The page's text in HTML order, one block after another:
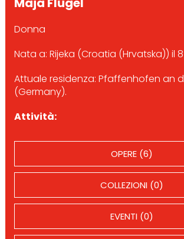
Donna
Nata a: Rijeka (Croatia (Hrvatska)) il
Attuale residenza: Pfaffenhofen an
(Germany).
Attività:
OPERE (6)
COLLEZIONI (0)
EVENTI (0)